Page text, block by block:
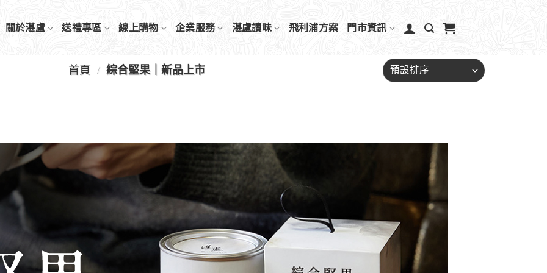
關於湛盧 送禮專區 線上購物 企業服務 湛盧讀味 飛利浦方案 門市資訊
首頁 / 綜合堅果｜新品上市